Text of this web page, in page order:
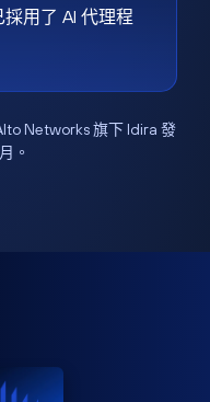
用了 AI 代理程
Networks 旗下 Idira 發
。